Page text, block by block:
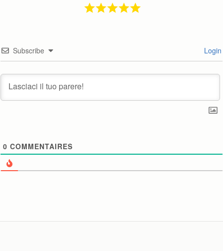
Subscribe Login
0 COMMENTAIRES